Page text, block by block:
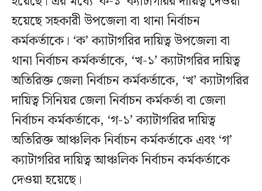
হয়েছে সহকারী উপজেলা বা থানা নির্বাচন
কর্মকর্তাকে। ‘ক’ ক্যাটাগরির দায়িত্ব উপজেলা বা
থানা নির্বাচন কর্মকর্তাকে, ‘খ-১’ ক্যাটাগরির দায়িত্ব
অতিরিক্ত জেলা নির্বাচন কর্মকর্তাকে, ‘খ’ ক্যাটাগরির
দায়িত্ব সিনিয়র জেলা নির্বাচন কর্মকর্তা বা জেলা
নির্বাচন কর্মকর্তাকে, ‘গ-১’ ক্যাটাগরির দায়িত্ব
অতিরিক্ত আঞ্চলিক নির্বাচন কর্মকর্তাকে এবং ‘গ’
ক্যাটাগরির দায়িত্ব আঞ্চলিক নির্বাচন কর্মকর্তাকে
দেওয়া হয়েছে।